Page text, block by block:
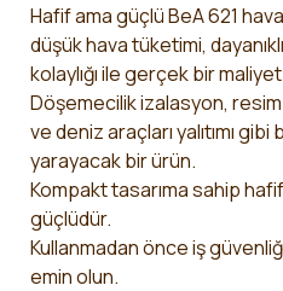
Hafif ama güçlü BeA 621
düşük hava tüketimi,
kolaylığı ile gerçek bir
Döşemecilik izalasyon,
ve deniz araçları yalıtımı
yarayacak bir ürün.
Kompakt tasarıma sahip
güçlüdür.
Kullanmadan önce iş
emin olun.